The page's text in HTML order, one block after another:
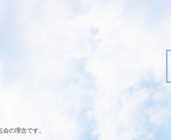
の理念です。